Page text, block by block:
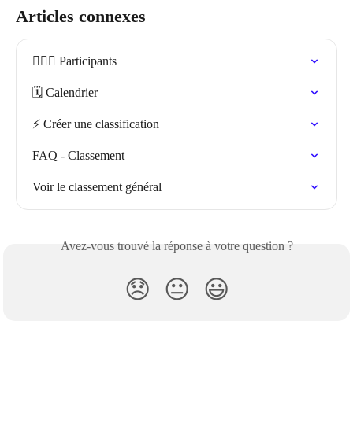
Articles connexes
🏃🏽‍♀️ Participants
🗓️ Calendrier
⚡️ Créer une classification
FAQ - Classement
Voir le classement général
Avez-vous trouvé la réponse à votre question ?
😞 😐 😃